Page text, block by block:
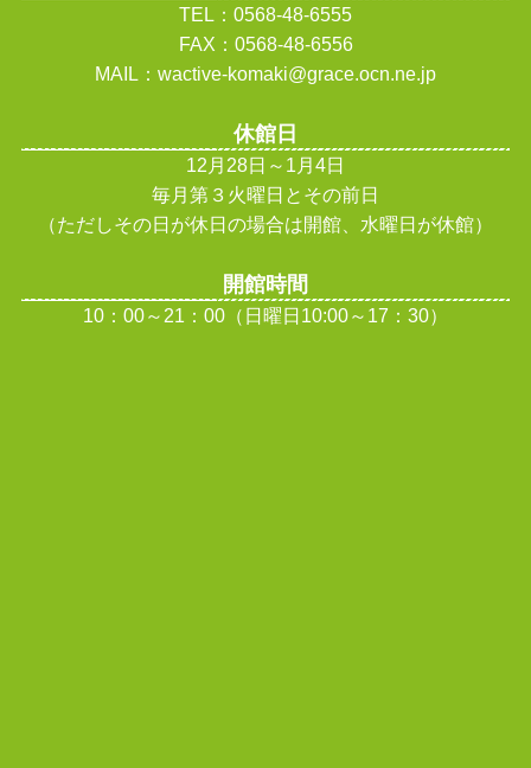
TEL：0568-48-6555
FAX：0568-48-6556
MAIL：wactive-komaki@grace.ocn.ne.jp
休館日
12月28日～1月4日
毎月第３火曜日とその前日
（ただしその日が休日の場合は開館、水曜日が休館）
開館時間
10：00～21：00（日曜日10:00～17：30）